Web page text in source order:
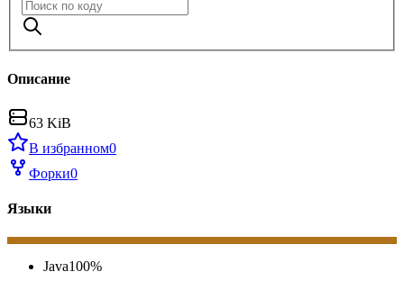
Описание
63 KiB
В избранном0
Форки0
Языки
Java100%